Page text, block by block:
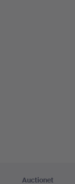
Auctionet